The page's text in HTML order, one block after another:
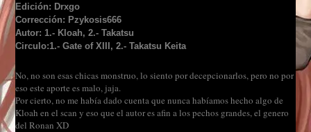
Edición: Drxgo
Corrección: Pzykosis666
Autor: 1.- Kloah, 2.- Takatsu
Circulo:1.- Gate of XIII, 2.- Takatsu Keita
No, no son esas chicas monstruo, lo siento por decepcionarlos, pero no por
eso este aporte es malo, jaja.
Por cierto, no me había dado cuenta que nunca habíamos hecho algo de
Kloah en el scan y eso que el autor es afin a los pechos grandes, el genero
del Ronan XD